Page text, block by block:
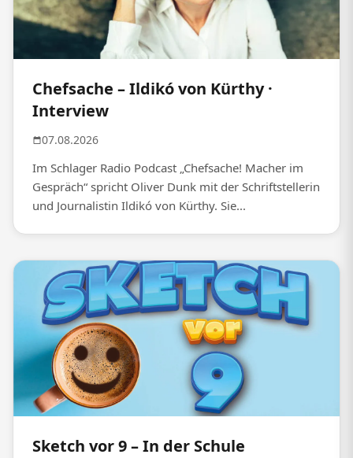
Chefsache – Ildikó von Kürthy ·
Interview
07.08.2026
Im Schlager Radio Podcast „Chefsache! Macher im
Gespräch“ spricht Oliver Dunk mit der Schriftstellerin
und Journalistin Ildikó von Kürthy. Sie...
Sketch vor 9 – In der Schule